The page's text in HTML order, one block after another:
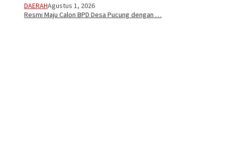
DAERAHAgustus 1, 2026
Resmi Maju Calon BPD Desa Pucung dengan …